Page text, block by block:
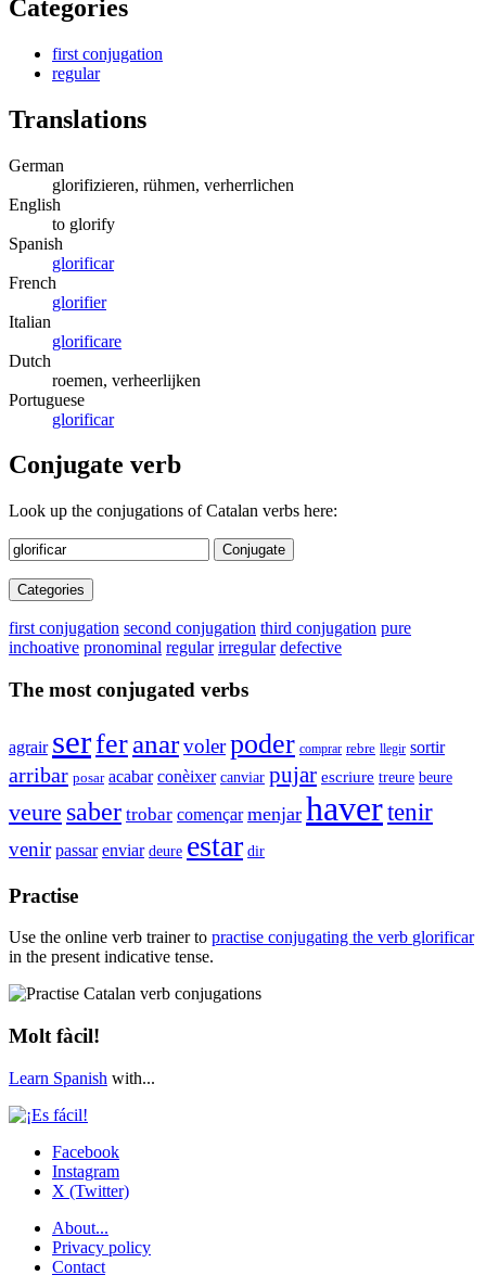
Categories
first conjugation
regular
Translations
German
glorifizieren, rühmen, verherrlichen
English
to glorify
Spanish
glorificar
French
glorifier
Italian
glorificare
Dutch
roemen, verheerlijken
Portuguese
glorificar
Conjugate verb
Look up the conjugations of Catalan verbs here:
Conjugate
Categories
first conjugation second conjugation third conjugation pure
inchoative pronominal regular irregular defective
The most conjugated verbs
agrair serferanarvolerpoder comprar rebre llegir sortir
arribar posar acabar conèixer canviar pujar escriure treure beure
veure saber trobar començar menjar havertenir
venir passar enviar deure estar dir
Practise
Use the online verb trainer to practise conjugating the verb glorificar
in the present indicative tense.
Molt fàcil!
Learn Spanish with...
Facebook
Instagram
X (Twitter)
About...
Privacy policy
Contact